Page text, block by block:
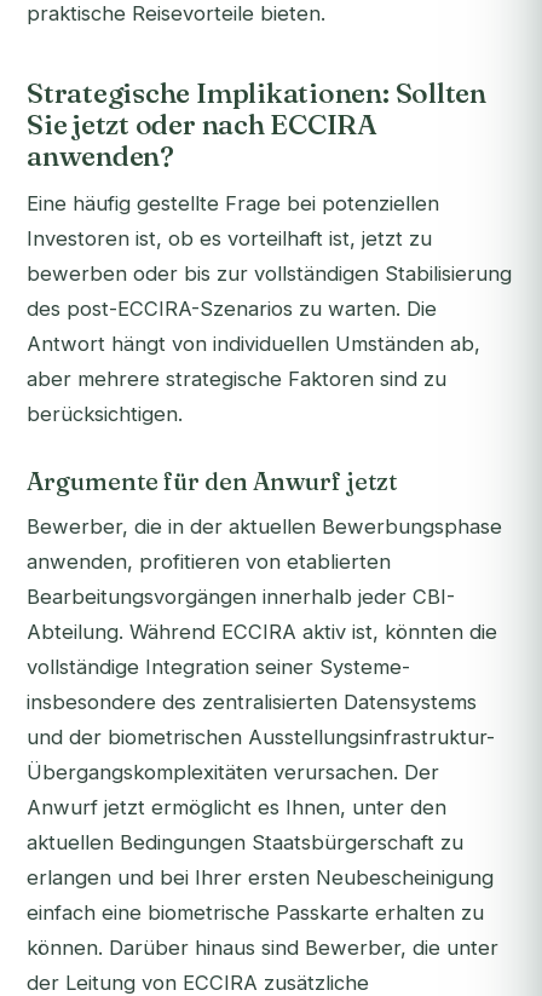
praktische Reisevorteile bieten.
Strategische Implikationen: Sollten
Sie jetzt oder nach ECCIRA
anwenden?
Eine häufig gestellte Frage bei potenziellen
Investoren ist, ob es vorteilhaft ist, jetzt zu
bewerben oder bis zur vollständigen Stabilisierung
des post-ECCIRA-Szenarios zu warten. Die
Antwort hängt von individuellen Umständen ab,
aber mehrere strategische Faktoren sind zu
berücksichtigen.
Argumente für den Anwurf jetzt
Bewerber, die in der aktuellen Bewerbungsphase
anwenden, profitieren von etablierten
Bearbeitungsvorgängen innerhalb jeder CBI-
Abteilung. Während ECCIRA aktiv ist, könnten die
vollständige Integration seiner Systeme-
insbesondere des zentralisierten Datensystems
und der biometrischen Ausstellungsinfrastruktur-
Übergangskomplexitäten verursachen. Der
Anwurf jetzt ermöglicht es Ihnen, unter den
aktuellen Bedingungen Staatsbürgerschaft zu
erlangen und bei Ihrer ersten Neubescheinigung
einfach eine biometrische Passkarte erhalten zu
können. Darüber hinaus sind Bewerber, die unter
der Leitung von ECCIRA zusätzliche